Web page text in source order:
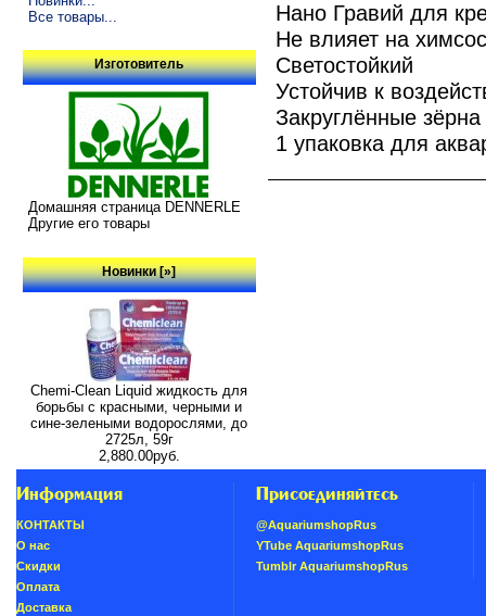
Все товары...
Изготовитель
Домашняя страница DENNERLE
Другие его товары
Новинки [»]
Chemi-Clean Liquid жидкость для
борьбы с красными, черными и
сине-зелеными водорослями, до
2725л, 59г
2,880.00руб.
Нано Гравий для
Не влияет на
Светостойкий
Устойчив к
Закруглённые зёрна
1 упаковка для
Информация
КОНТАКТЫ
О нас
Скидки
Oплатa
Доставка
Присоединяйтесь
@AquariumshopRus
YTube AquariumshopRus
Tumblr AquariumshopRus